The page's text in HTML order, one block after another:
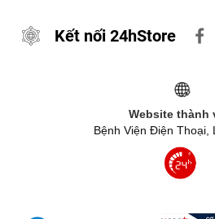
Kết nối 24hStore
Website thành
Bệnh Viện Điện Thoại,